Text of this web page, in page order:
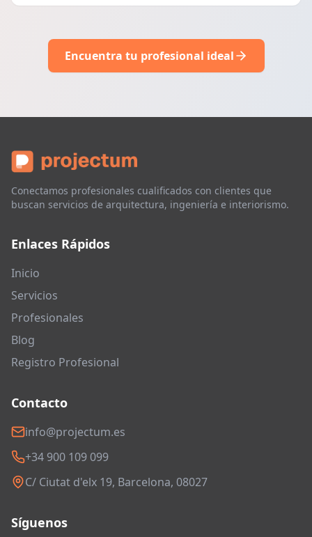
Encuentra tu profesional ideal
Conectamos profesionales cualificados con clientes que
buscan servicios de arquitectura, ingeniería e interiorismo.
Enlaces Rápidos
Inicio
Servicios
Profesionales
Blog
Registro Profesional
Contacto
info@projectum.es
+34 900 109 099
C/ Ciutat d'elx 19, Barcelona, 08027
Síguenos